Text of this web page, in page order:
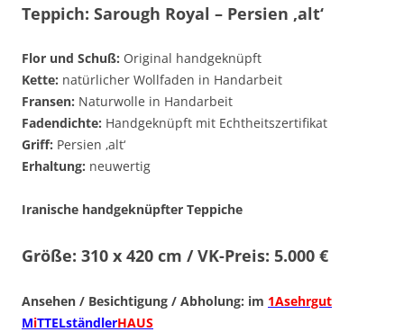
Teppich: Sarough Royal – Persien ‚alt‘
Flor und Schuß: Original handgeknüpft
Kette: natürlicher Wollfaden in Handarbeit
Fransen: Naturwolle in Handarbeit
Fadendichte: Handgeknüpft mit Echtheitszertifikat
Griff: Persien ‚alt‘
Erhaltung: neuwertig
Iranische handgeknüpfter Teppiche
Größe: 310 x 420 cm / VK-Preis: 5.000 €
Ansehen / Besichtigung / Abholung: im 1Asehrgut
MiTTELständlerHAUS